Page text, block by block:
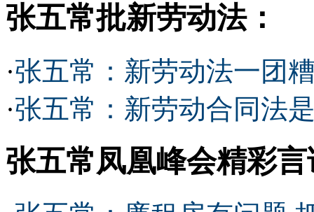
张五常批新劳动法：
·张五常：新劳动法一团
·张五常：新劳动合同法
张五常凤凰峰会精彩